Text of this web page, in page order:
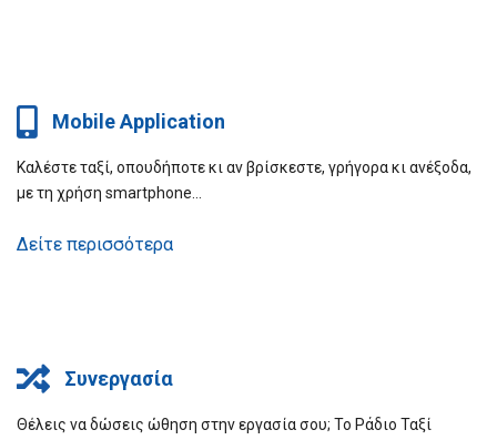
Mobile Application
Καλέστε ταξί, οπουδήποτε κι αν βρίσκεστε, γρήγορα κι ανέξοδα,
με τη χρήση smartphone…
Δείτε περισσότερα
Συνεργασία
Θέλεις να δώσεις ώθηση στην εργασία σου; Το Ράδιο Ταξί